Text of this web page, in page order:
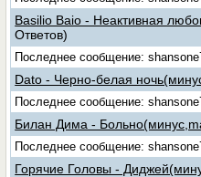
Basilio Baio - Неактивная
Ответов)
Последнее сообщение:
Dato - Черно-белая
Последнее сообщение:
Билан Дима -
Последнее сообщение:
Горячие Головы -